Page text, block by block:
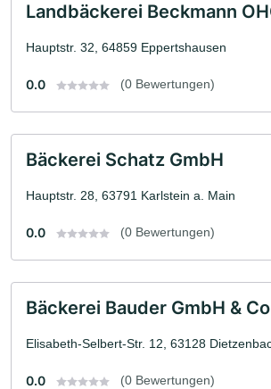
Landbäckerei Beckmann
Hauptstr. 32, 64859 Eppertshausen
0.0 (0 Bewertungen)
Bäckerei Schatz GmbH
Hauptstr. 28, 63791 Karlstein a. Main
0.0 (0 Bewertungen)
Bäckerei Bauder GmbH &
Elisabeth-Selbert-Str. 12, 63128
0.0 (0 Bewertungen)